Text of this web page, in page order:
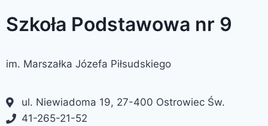
Szkoła Podstawowa nr 9
im. Marszałka Józefa Piłsudskiego
ul. Niewiadoma 19, 27-400 Ostrowiec Św.
41-265-21-52